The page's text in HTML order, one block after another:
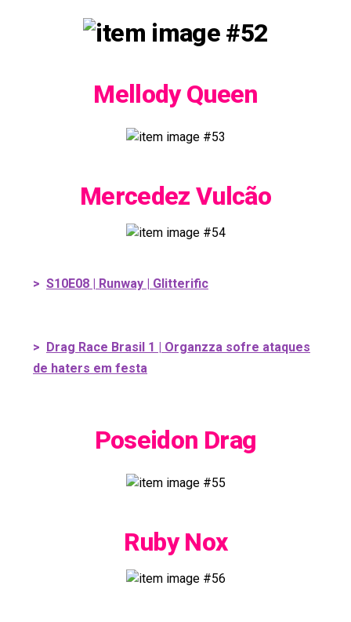
Mellody Queen
Mercedez Vulcão
> S10E08 | Runway | Glitterific
> Drag Race Brasil 1 | Organzza sofre ataques
de haters em festa
Poseidon Drag
Ruby Nox